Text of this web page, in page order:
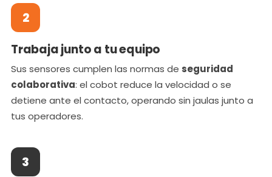
2
Trabaja junto a tu equipo
Sus sensores cumplen las normas de seguridad
colaborativa: el cobot reduce la velocidad o se
detiene ante el contacto, operando sin jaulas junto a
tus operadores.
3